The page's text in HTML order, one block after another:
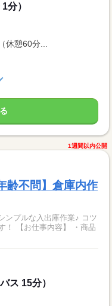
分）
休憩60分...
1週間以内公開
齢不問】倉庫内作
商品
ス 15分）